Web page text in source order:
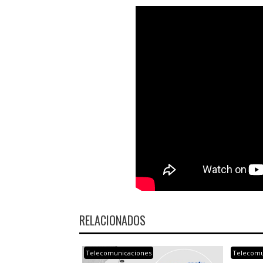
RELACIONADOS
Telecomunicaciones